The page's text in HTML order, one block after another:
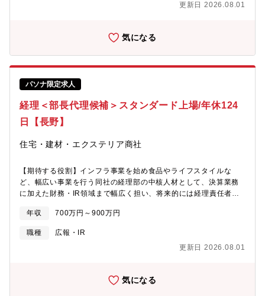
し、より効率的で経済的な事業展開ができることを最大の強みと
とによって、1+1=2ではなく3にも4にもなるシナジー効果と呼ば
れる相乗効果を生み出しています。また、建設・燃料・食品・不
動産など幅広い事業展開により、不況の業種があったとしても他
の事業でカバーができる企業です。【同社の魅力】■直近3年間の
定着率は76％で、どの事業所もアットホームな雰囲気です。■充実
した人事・教育制度を整えており、各キャリアに応じた階層別・
職種別の研修も実施し、人材育成に力を入れています。■88種類の
資格手当を対象に資格手当支給制度を導入しています。主に業務
に関係のある資格を勉強しながらスキルUP、そして毎月の給料
つの福利厚生施設(ホテル、ジム等)を設けており、社員は積極的に
所により異なります)サポート体制も手厚く、業界未経験でも安心
して働くことができる環境です。【募集背景】事業拡大のための
増員募集。
更新日 2026.08.01
気になる
パソナ限定求人
経理＜部長代理候補＞スタンダード上場/年休124
日【長野】
住宅・建材・エクステリア商社
【期待する役割】インフラ事業を始め食品やライフスタイルな
ど、幅広い事業を行う同社の経理部の中核人材として、決算業務
に加えた財務・IR領域まで幅広く担い、将来的には経理責任者と
等は課長以下で担当していますが、金融機関折衝、連結決算取り
纏め、開示資料作成、管理会計を部長代理、係長、メンバーの3名
で対応しています。部長候補としてこれらの業務を推進しつつ、
今後の責任者として部を牽引していただける方を募集します。ま
＞・連結決算の取りまとめ・開示資料・IR関連資料の作成（社内
年収 700万円～900万円
職種
広報・IR
更新日 2026.08.01
気になる